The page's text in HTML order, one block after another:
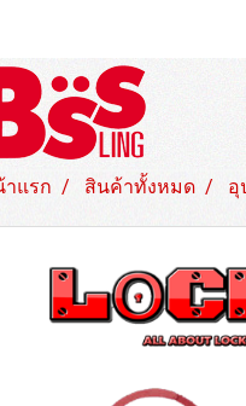
แรก สินค้าทั้งหมด อุ